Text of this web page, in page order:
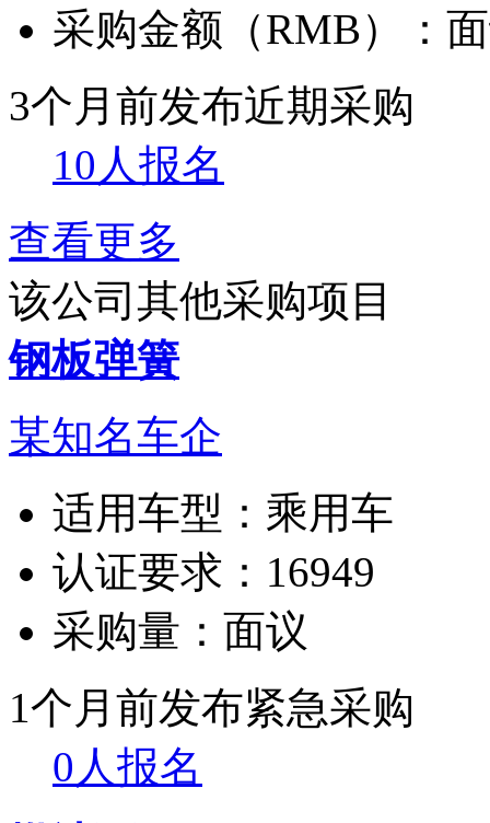
采购金额（RMB）：
3个月前发布近期采购
10人报名
查看更多
该公司其他采购项目
钢板弹簧
某知名车企
适用车型： 乘用车
认证要求： 16949
采购量： 面议
1个月前发布紧急采购
0人报名